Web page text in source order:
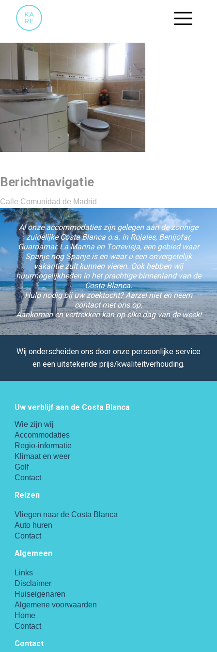
05 BADKAMER
Berichtnavigatie
Calle Comunidad de Madrid
Al onze accommodaties zijn gelegen aan de zonnige
zuidelijke Costa Blanca o.a. in Rojales, Benijofar,
Guardamar, La Marina en Torrevieja, een gebied waar
Spanje nog Spanje is en waar u een onvergetelijk
vakantie zult kunnen vieren. Ook hebben wij
huurmogelijkheden in het prachtige binnenland van de
Costa Blanca.
Hulp nodig bij uw zoektocht? Aarzel niet en neem
contact met ons op.
Aankomen en vertrekken kan op elke dag van de week!
Wij onderscheiden ons door onze persoonlijke service
en een uitstekende prijs/kwaliteitverhouding.
Uw verblijf aan de Costa Blanca
Wie zijn wij
Accommodaties
Regio-informatie
Klimaat en weer
Golf
Contact
Reizen
Vliegen naar de Costa Blanca
Auto huren
Contact
Algemeen
Links
Disclaimer
Huiseigenaren
Algemene voorwaarden
Home
Contact
Contact